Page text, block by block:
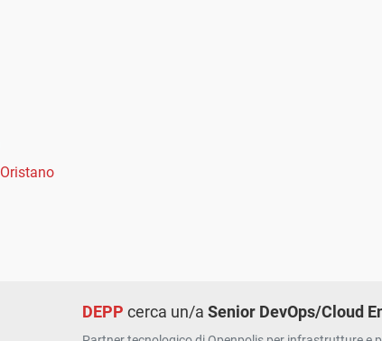
Oristano
DEPP cerca un/aSenior DevOps/Cloud